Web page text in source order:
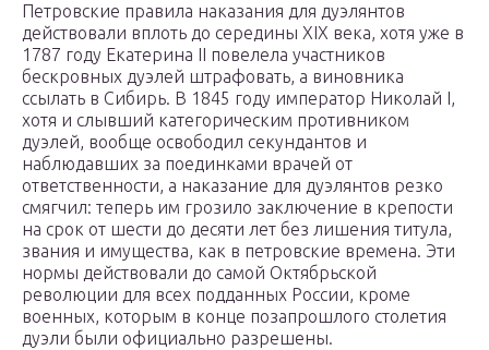
Петровские правила наказания для дуэлянтов
действовали вплоть до середины XIX века, хотя уже в
1787 году Екатерина II повелела участников
бескровных дуэлей штрафовать, а виновника
ссылать в Сибирь. В 1845 году император Николай I,
хотя и слывший категорическим противником
дуэлей, вообще освободил секундантов и
наблюдавших за поединками врачей от
ответственности, а наказание для дуэлянтов резко
смягчил: теперь им грозило заключение в крепости
на срок от шести до десяти лет без лишения титула,
звания и имущества, как в петровские времена. Эти
нормы действовали до самой Октябрьской
революции для всех подданных России, кроме
военных, которым в конце позапрошлого столетия
дуэли были официально разрешены.